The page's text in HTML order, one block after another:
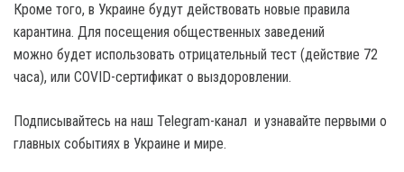
Кроме того, в Украине будут действовать новые правила
карантина. Для посещения общественных заведений
можно будет использовать отрицательный тест (действие 72
часа), или COVID-сертификат о выздоровлении.
Подписывайтесь на наш Telegram-канал и узнавайте первыми о
главных событиях в Украине и мире.